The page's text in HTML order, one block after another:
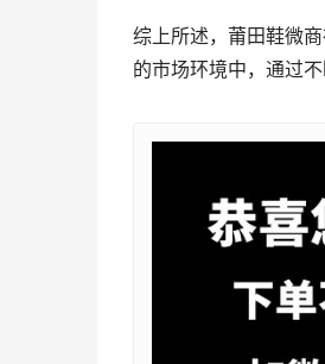
综上所述，莆田鞋微
的市场环境中，通过